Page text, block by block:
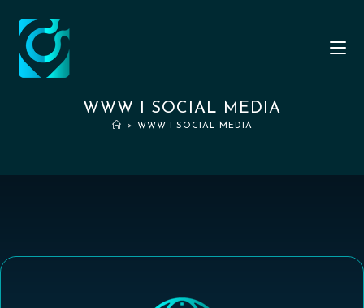
WWW I SOCIAL MEDIA
> WWW I SOCIAL MEDIA